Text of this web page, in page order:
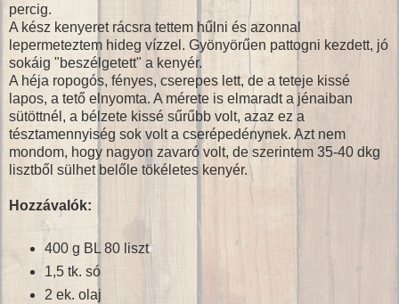
percig.
A kész kenyeret rácsra tettem hűlni és azonnal
lepermeteztem hideg vízzel. Gyönyörűen pattogni kezdett, jó
sokáig "beszélgetett" a kenyér.
A héja ropogós, fényes, cserepes lett, de a teteje kissé
lapos, a tető elnyomta. A mérete is elmaradt a jénaiban
sütöttnél, a bélzete kissé sűrűbb volt, azaz ez a
tésztamennyiség sok volt a cserépedénynek. Azt nem
mondom, hogy nagyon zavaró volt, de szerintem 35-40 dkg
lisztből sülhet belőle tökéletes kenyér.
Hozzávalók:
400 g BL 80 liszt
1,5 tk. só
2 ek. olaj